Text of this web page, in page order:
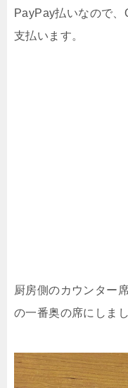
PayPay払いなので
支払います。
厨房側のカウンター
の一番奥の席にしまし